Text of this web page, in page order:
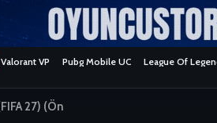
Valorant VP Pubg Mobile UC League Of